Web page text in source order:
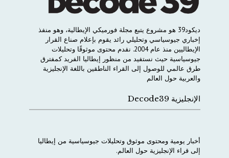
ديكود39 هو مشروع يتبع مجلة فورميكي الإيطالية، وهو منفذ
إخباري جيوسياسي وتحليلي رائد يقوم بإعلام صناع القرار
الإيطاليين منذ عام 2004. نقدم محتوى موثوقًا وتحليلات
جيوسياسية حيث نستفيد من منظور إيطاليا الفريد كمفترق
طرق عالمي للوصول إلى القراء الناطقين باللغة الإنجليزية
والعربية حول العالم
الإنجليزية Decode39
أخبار يومية ومحتوى موثوق وتحليلات جيوسياسية من إيطاليا
إلى قراء الإنجليزية حول العالم.